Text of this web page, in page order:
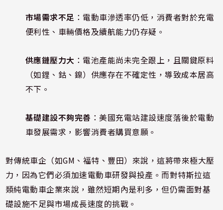
市場需求不足 ：電動車滲透率仍低，消費者對於充電
便利性、車輛價格及續航能力仍存疑。
供應鏈壓力大 ：電池產能尚未完全跟上，且關鍵原料
（如鋰、鈷、鎳）供應存在不確定性，導致成本居高
不下。
基礎建設不夠完善 ：美國充電站建設速度落後於電動
車發展需求，影響消費者購買意願。
對傳統車企（如GM、福特、豐田）來說，這將帶來極大壓
力，因為它們必須加速電動車研發與投產。而對特斯拉這
類純電動車企業來說，雖然短期內是利多，但仍需面對基
礎設施不足與市場成長速度的挑戰。